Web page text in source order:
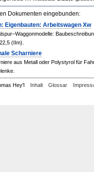
Dokumenten eingebunden:
Eigenbauten: Arbeitswagen Xw
(IIm).
Scharniere
aus Metall oder Polystyrol für
Hey'l Inhalt Glossar